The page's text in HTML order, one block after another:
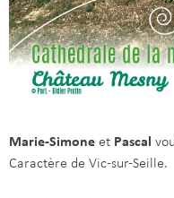
Marie-Simone et Pascal
Caractère de Vic-sur-Seille.